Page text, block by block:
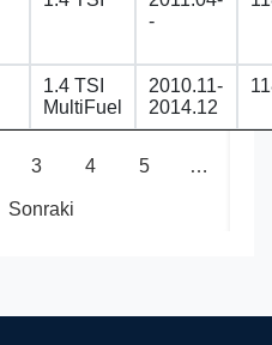
-
1.4 TSI
MultiFuel
2010.11-
2014.12
3 4 5 …
Sonraki